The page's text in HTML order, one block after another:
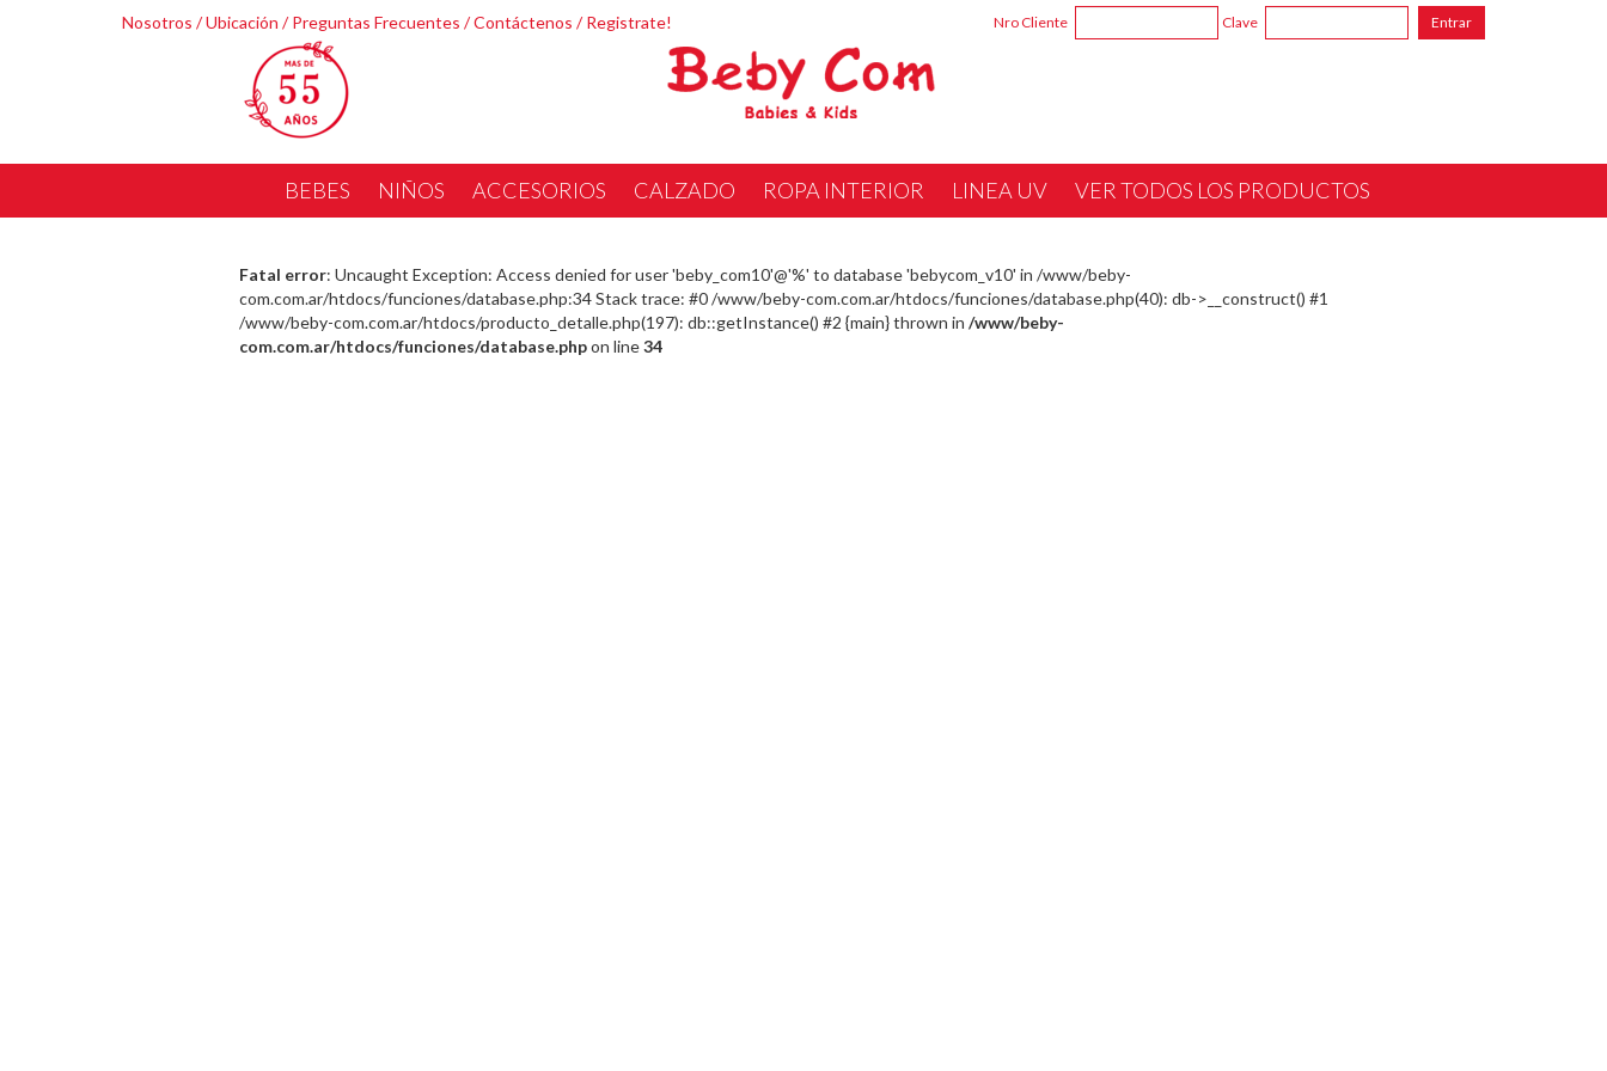
Nosotros /Ubicación / Preguntas Frecuentes /Contáctenos / Registrate! Nro Cliente Clave
BEBES NIÑOS ACCESORIOS CALZADO ROPA INTERIOR LINEA UV VER TODOS LOS PRODUCTOS
Fatal error: Uncaught Exception: Access denied for user 'beby_com10'@'%' to database 'bebycom_v10' in /www/beby-
com.com.ar/htdocs/funciones/database.php:34 Stack trace: #0 /www/beby-com.com.ar/htdocs/funciones/database.php(40): db->__construct() #1
/www/beby-com.com.ar/htdocs/producto_detalle.php(197): db::getInstance() #2 {main} thrown in /www/beby-
com.com.ar/htdocs/funciones/database.phpon line34